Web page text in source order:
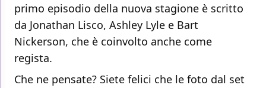
primo episodio della nuova stagione è scritto
da Jonathan Lisco, Ashley Lyle e Bart
Nickerson, che è coinvolto anche come
regista.
Che ne pensate? Siete felici che le foto dal set